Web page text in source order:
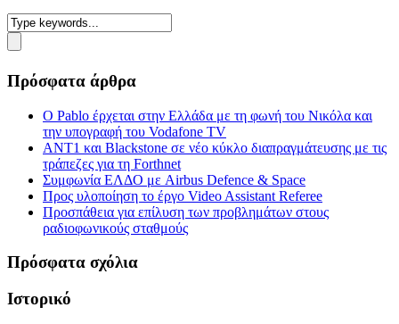
Πρόσφατα άρθρα
Ο Pablo έρχεται στην Ελλάδα με τη φωνή του Νικόλα και
την υπογραφή του Vodafone TV
ΑΝΤ1 και Blackstone σε νέο κύκλο διαπραγμάτευσης με τις
τράπεζες για τη Forthnet
Συμφωνία ΕΛΔΟ με Airbus Defence & Space
Προς υλοποίηση το έργο Video Assistant Referee
Προσπάθεια για επίλυση των προβλημάτων στους
ραδιοφωνικούς σταθμούς
Πρόσφατα σχόλια
Ιστορικό